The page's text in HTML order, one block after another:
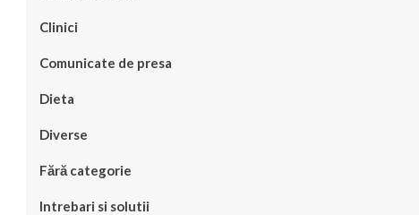
Clinici
Comunicate de presa
Dieta
Diverse
Fără categorie
Intrebari si solutii